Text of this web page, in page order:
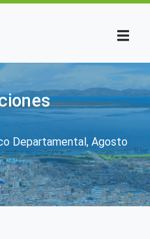
de ayuda a la
Departamental, Agosto